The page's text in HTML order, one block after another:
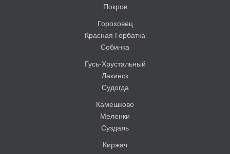
Покров
Гороховец
Красная Горбатка
Собинка
Гусь-Хрустальный
Лакинск
Судогда
Камешково
Меленки
Суздаль
Киржач